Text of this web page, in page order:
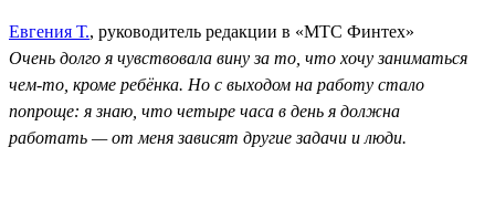
Евгения Т., руководитель редакции в «МТС Финтех»
Очень долго я чувствовала вину за то, что хочу заниматься
чем-то, кроме ребёнка. Но с выходом на работу стало
попроще: я знаю, что четыре часа в день я должна
работать — от меня зависят другие задачи и люди.